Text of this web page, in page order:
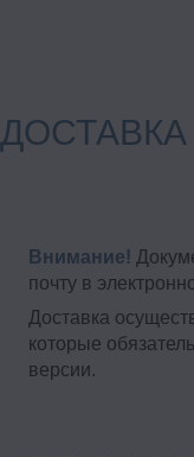
ДОСТАВКА
Внимание!
почту в
Доставка
которые
версии.